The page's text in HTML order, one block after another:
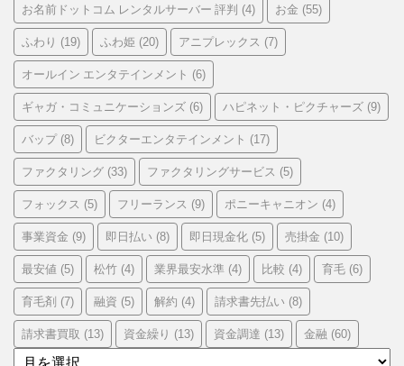
お名前ドットコム レンタルサーバー 評判 (4) お金 (55)
ふわり (19) ふわ姫 (20) アニプレックス (7)
オールイン エンタテインメント (6)
ギャガ・コミュニケーションズ (6) ハピネット・ピクチャーズ (9)
バップ(8) ビクターエンタテインメント (17)
ファクタリング (33) ファクタリングサービス (5)
フォックス (5) フリーランス (9) ポニーキャニオン (4)
事業資金 (9) 即日払い (8) 即日現金化 (5) 売掛金 (10)
最安値 (5) 松竹 (4) 業界最安水準 (4) 比較 (4) 育毛 (6)
育毛剤 (7) 融資 (5) 解約 (4) 請求書先払い (8)
請求書買取 (13) 資金繰り (13) 資金調達 (13) 金融 (60)
ア